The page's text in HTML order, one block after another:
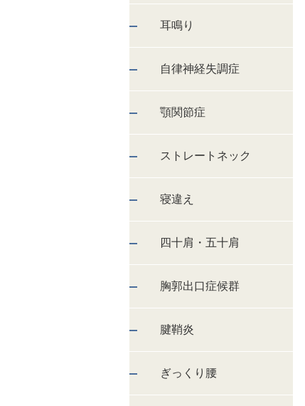
耳鳴り
自律神経失調症
顎関節症
ストレートネック
寝違え
四十肩・五十肩
胸郭出口症候群
腱鞘炎
ぎっくり腰